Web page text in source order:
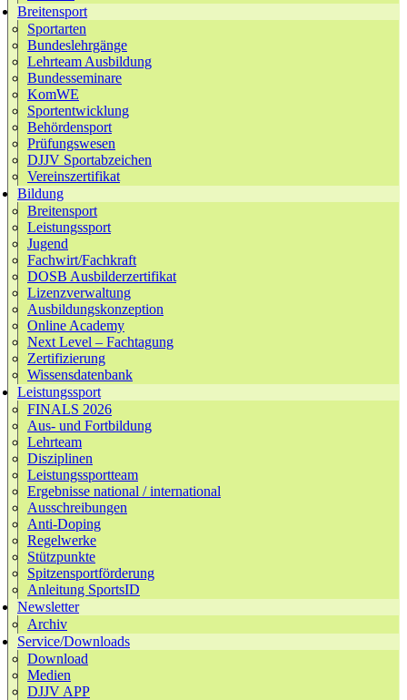
Breitensport
Sportarten
Bundeslehrgänge
Lehrteam Ausbildung
Bundesseminare
KomWE
Sportentwicklung
Behördensport
Prüfungswesen
DJJV Sportabzeichen
Vereinszertifikat
Bildung
Breitensport
Leistungssport
Jugend
Fachwirt/Fachkraft
DOSB Ausbilderzertifikat
Lizenzverwaltung
Ausbildungskonzeption
Online Academy
Next Level – Fachtagung
Zertifizierung
Wissensdatenbank
Leistungssport
FINALS 2026
Aus- und Fortbildung
Lehrteam
Disziplinen
Leistungssportteam
Ergebnisse national / international
Ausschreibungen
Anti-Doping
Regelwerke
Stützpunkte
Spitzensportförderung
Anleitung SportsID
Newsletter
Archiv
Service/Downloads
Download
Medien
DJJV APP